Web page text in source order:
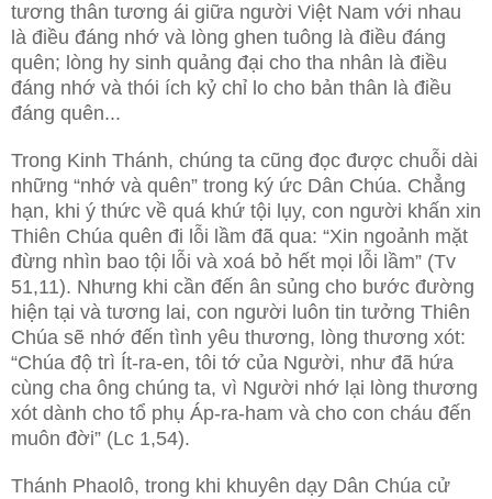
tương thân tương ái giữa người Việt Nam với nhau
là điều đáng nhớ và lòng ghen tuông là điều đáng
quên; lòng hy sinh quảng đại cho tha nhân là điều
đáng nhớ và thói ích kỷ chỉ lo cho bản thân là điều
đáng quên...
Trong Kinh Thánh, chúng ta cũng đọc được chuỗi dài
những “nhớ và quên” trong ký ức Dân Chúa. Chẳng
hạn, khi ý thức về quá khứ tội lụy, con người khấn xin
Thiên Chúa quên đi lỗi lầm đã qua: “Xin ngoảnh mặt
đừng nhìn bao tội lỗi và xoá bỏ hết mọi lỗi lầm” (Tv
51,11). Nhưng khi cần đến ân sủng cho bước đường
hiện tại và tương lai, con người luôn tin tưởng Thiên
Chúa sẽ nhớ đến tình yêu thương, lòng thương xót:
“Chúa độ trì Ít-ra-en, tôi tớ của Người, như đã hứa
cùng cha ông chúng ta, vì Người nhớ lại lòng thương
xót dành cho tổ phụ Áp-ra-ham và cho con cháu đến
muôn đời” (Lc 1,54).
Thánh Phaolô, trong khi khuyên dạy Dân Chúa cử